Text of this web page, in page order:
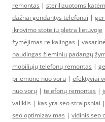
remontas | sterilizuotoms
dažnai gendantys telefonai |
ikrovimo stoteliu pletra lietuvoje
žymėjimas reikalingas |
naudingas žieminių padangų
mobiliųjų telefonų remontas |
priemone nuo voru | efektyviai
nuo vorų | telefonų remontas |
valiklis | kas yra seo straipsniai |
seo optimizavimas | vidinis seo